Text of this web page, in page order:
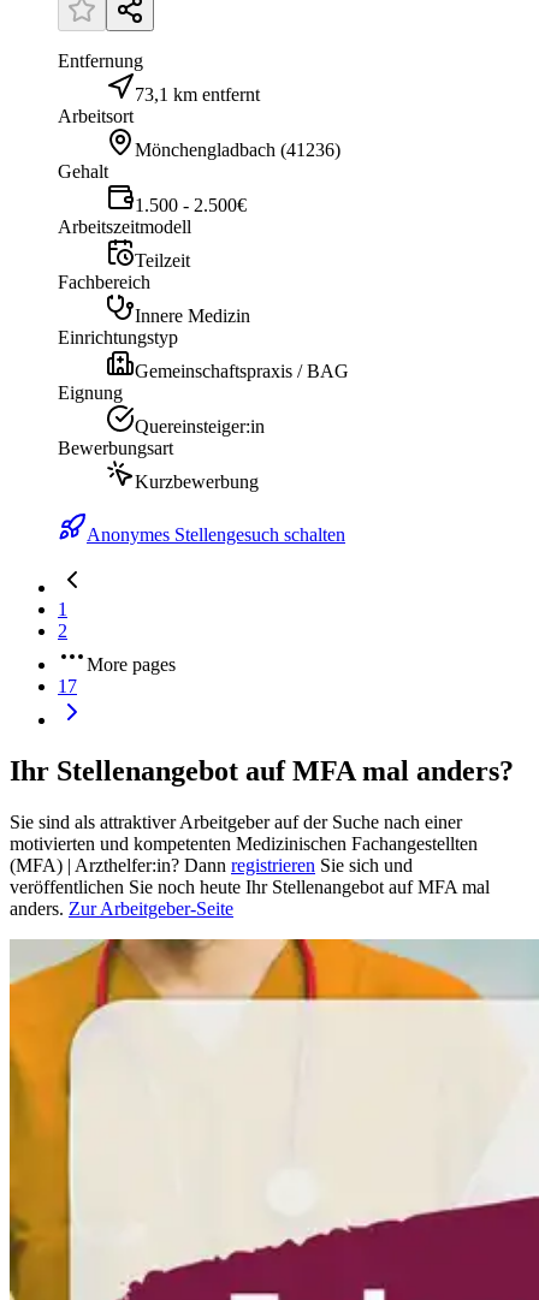
Entfernung
73,1 km entfernt
Arbeitsort
Mönchengladbach (41236)
Gehalt
1.500 - 2.500€
Arbeitszeitmodell
Teilzeit
Fachbereich
Innere Medizin
Einrichtungstyp
Gemeinschaftspraxis / BAG
Eignung
Quereinsteiger:in
Bewerbungsart
Kurzbewerbung
Anonymes Stellengesuch schalten
1
2
More pages
17
Ihr Stellenangebot auf MFA mal anders?
Sie sind als attraktiver Arbeitgeber auf der Suche nach einer
motivierten und kompetenten Medizinischen Fachangestellten
(MFA) | Arzthelfer:in? Dann registrieren Sie sich und
veröffentlichen Sie noch heute Ihr Stellenangebot auf MFA mal
anders. Zur Arbeitgeber-Seite